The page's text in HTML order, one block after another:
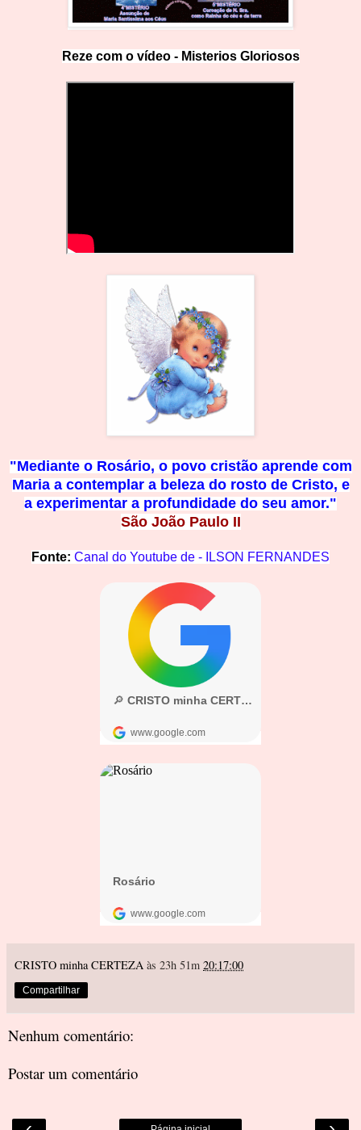
Reze com o vídeo - Misterios Gloriosos
"Mediante o Rosário, o povo cristão aprende com
Maria a contemplar a beleza do rosto de Cristo, e
a experimentar a profundidade do seu amor."
São João Paulo II
Fonte: Canal do Youtube de - ILSON FERNAN DES
CRISTO minha CERTEZA às 23h 51m 20:17:00
Compartilhar
Nenhum comentário:
Postar um comentário